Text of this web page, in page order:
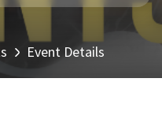
Event Details